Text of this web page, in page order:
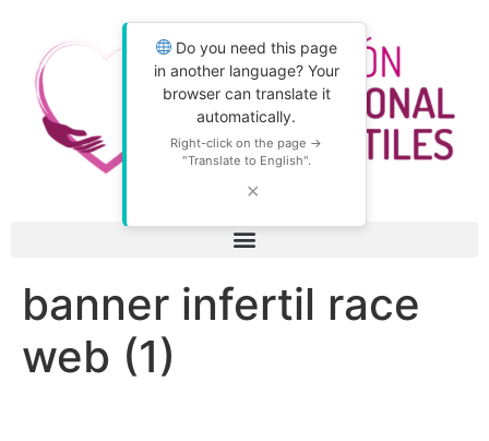
Do you need this page
in another language? Your
browser can translate it
automatically.
Right-click on the page →
"Translate to English".
✕
banner infertil race
web (1)